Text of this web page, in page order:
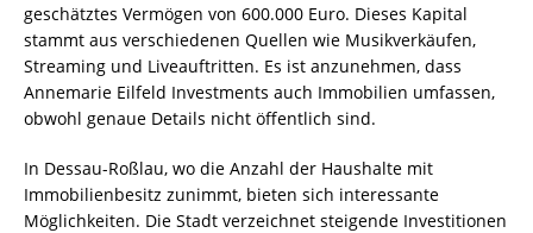
geschätztes Vermögen von 600.000 Euro. Dieses Kapital
stammt aus verschiedenen Quellen wie Musikverkäufen,
Streaming und Liveauftritten. Es ist anzunehmen, dass
Annemarie Eilfeld Investments auch Immobilien umfassen,
obwohl genaue Details nicht öffentlich sind.
In Dessau-Roßlau, wo die Anzahl der Haushalte mit
Immobilienbesitz zunimmt, bieten sich interessante
Möglichkeiten. Die Stadt verzeichnet steigende Investitionen